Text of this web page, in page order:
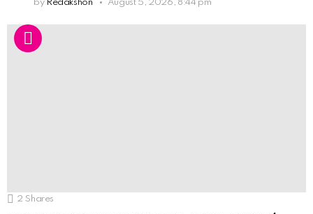
by Redakshon August 5, 2026, 8:44 pm
2 Shares